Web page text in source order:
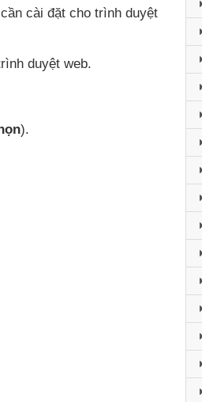
cài đặt cho trình duyệt
duyệt web.
).